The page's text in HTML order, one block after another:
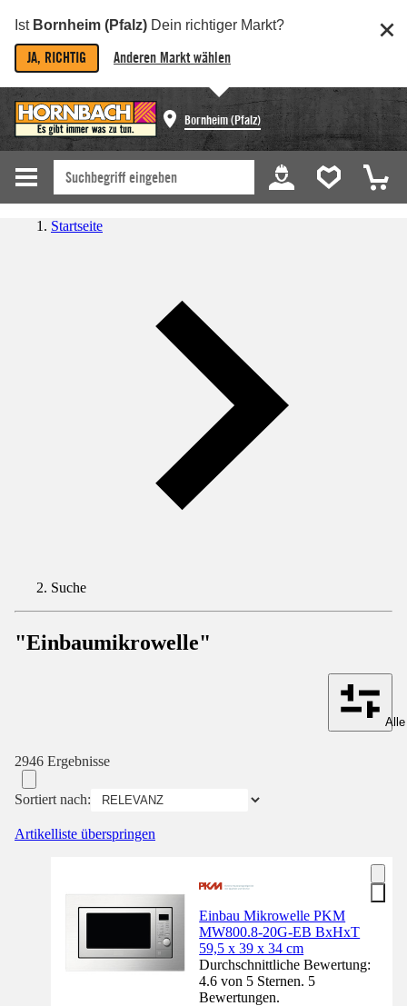
Ist Bornheim (Pfalz) Dein richtiger Markt?
JA, RICHTIG Anderen Markt wählen
Bornheim (Pfalz)
Startseite
Suche
"Einbaumikrowelle"
2946 Ergebnisse
Sortiert nach:
Artikelliste überspringen
Einbau Mikrowelle PKM
MW800.8-20G-EB BxHxT
59,5 x 39 x 34 cm
Durchschnittliche Bewertung:
4.6 von 5 Sternen. 5
Bewertungen.